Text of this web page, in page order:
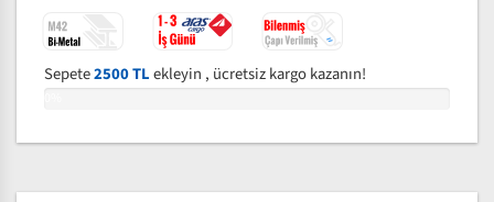
Sepete2500 TLekleyin , ücretsiz kargo kazanın!